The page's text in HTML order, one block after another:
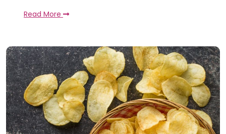
Read More